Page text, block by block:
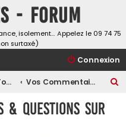
- Forum
isolement… Appelez le 09 74 75
surtaxé)
Connexion
Winamax.fr - Tournois, challenges et freerolls Vos Commentaires, avis & questions sur Winamax
& questions sur